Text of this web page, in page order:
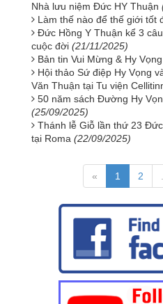
Nhà lưu niệm Đức HY Thuận
Làm thế nào để thế giới tốt
Đức Hồng Y Thuận kể 3
cuộc đời (21/11/2025)
Bản tin Vui Mừng & Hy
Hội thảo Sứ điệp Hy Vọng
Văn Thuận tại Tu viện
50 năm sách Đường Hy
(25/09/2025)
Thánh lễ Giỗ lần thứ 23
tại Roma (22/09/2025)
« 1 2